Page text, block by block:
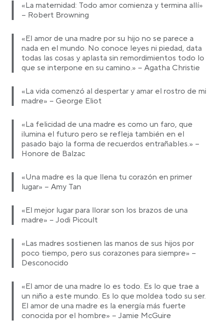
«La maternidad: Todo amor comienza y termina allí»
– Robert Browning
«El amor de una madre por su hijo no se parece a
nada en el mundo. No conoce leyes ni piedad, data
todas las cosas y aplasta sin remordimientos todo lo
que se interpone en su camino.» – Agatha Christie
«La vida comenzó al despertar y amar el rostro de mi
madre» – George Eliot
«La felicidad de una madre es como un faro, que
ilumina el futuro pero se refleja también en el
pasado bajo la forma de recuerdos entrañables.» –
Honore de Balzac
«Una madre es la que llena tu corazón en primer
lugar» – Amy Tan
«El mejor lugar para llorar son los brazos de una
madre» – Jodi Picoult
«Las madres sostienen las manos de sus hijos por
poco tiempo, pero sus corazones para siempre» –
Desconocido
«El amor de una madre lo es todo. Es lo que trae a
un niño a este mundo. Es lo que moldea todo su ser.
El amor de una madre es la energía más fuerte
conocida por el hombre» – Jamie McGuire